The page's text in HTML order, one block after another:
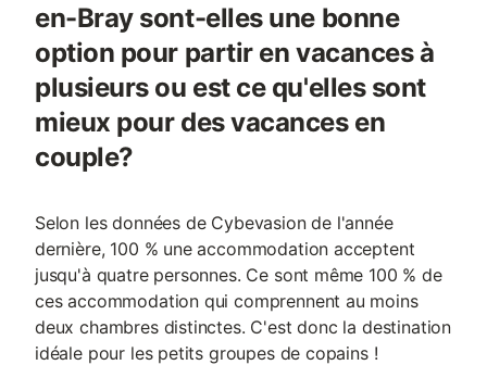
en-Bray sont-elles une bonne
option pour partir en vacances à
plusieurs ou est ce qu'elles sont
mieux pour des vacances en
couple?
Selon les données de Cybevasion de l'année
dernière, 100 % une accommodation acceptent
jusqu'à quatre personnes. Ce sont même 100 % de
ces accommodation qui comprennent au moins
deux chambres distinctes. C'est donc la destination
idéale pour les petits groupes de copains !